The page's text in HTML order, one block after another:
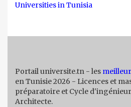
Universities in Tunisia
Portail universite.tn - les
en Tunisie 2026 - Licences et
préparatoire et Cycle
Architecte.